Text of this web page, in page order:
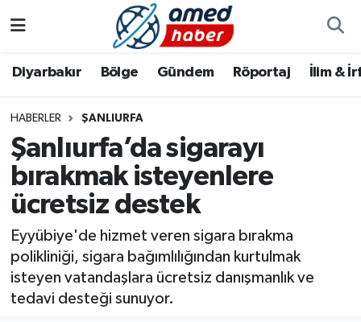
Diyarbakır Bölge Gündem Röportaj İlim &
HABERLER ŞANLIURFA
Şanlıurfa’da sigarayı
bırakmak isteyenlere
ücretsiz destek
Eyyübiye'de hizmet veren sigara bırakma
polikliniği, sigara bağımlılığından kurtulmak
isteyen vatandaşlara ücretsiz danışmanlık ve
tedavi desteği sunuyor.
Bölge
Röportaj
Foto Galeri
Aile
Asayiş
Bilim & Teknoloji
Dünya
Eğitim
Diyarbakır Hava Durumu
Diyarbakır Namaz Vakitleri
Diyarbakır Trafik Yoğunluk Haritası
Tüm Manşetler
Son Dakika Haberleri